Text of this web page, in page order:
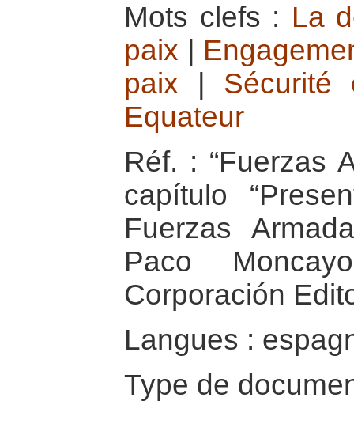
Mots clefs : La
paix
paix
Sécurité
Equateur
Réf. : “Fuerzas
capítulo
Fuerzas
Paco
Corporación
Langues :
Type de